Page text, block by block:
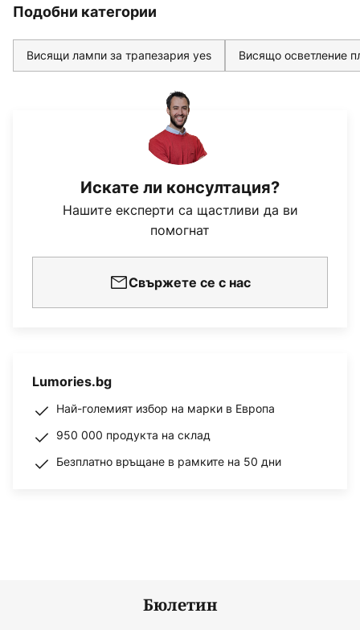
Подобни категории
Висящи лампи за трапезария yes Висящо осветление
Искате ли консултация?
Нашите експерти са щастливи да ви
помогнат
Свържете се с нас
Lumories.bg
Най-големият избор на марки в Европа
950 000 продукта на склад
Безплатно връщане в рамките на 50 дни
Бюлетин